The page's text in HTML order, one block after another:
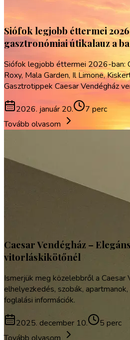
Siófok legjobb éttermei
gasztronómiai útikalauz a
Siófok legjobb éttermei 2026-ban:
Roxy, Mala Garden, Il Limone,
Gasztrotippek Caesar Vendégház
2026. január 20.
7 perc
Tovább olvasom
Caesar Vendégház –
vitorláskikötőnél
Ismerjük meg közelebbről a Caesar
elhelyezkedés, szobák,
foglalási információk.
2025. december 10.
5 perc